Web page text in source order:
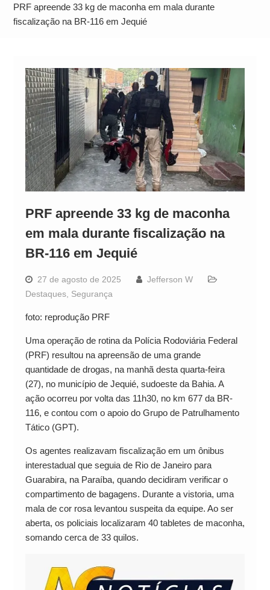
Alto
PRF apreende 33 kg de maconha em mala durante
fiscalização na BR-116 em Jequié
PRF apreende 33 kg de maconha
em mala durante fiscalização na
BR-116 em Jequié
27 de agosto de 2025
Jefferson W
Destaques, Segurança
foto: reprodução PRF
Uma operação de rotina da Polícia Rodoviária Federal
(PRF) resultou na apreensão de uma grande
quantidade de drogas, na manhã desta quarta-feira
(27), no município de Jequié, sudoeste da Bahia. A
ação ocorreu por volta das 11h30, no km 677 da BR-
116, e contou com o apoio do Grupo de Patrulhamento
Tático (GPT).
Os agentes realizavam fiscalização em um ônibus
interestadual que seguia de Rio de Janeiro para
Guarabira, na Paraíba, quando decidiram verificar o
compartimento de bagagens. Durante a vistoria, uma
mala de cor rosa levantou suspeita da equipe. Ao ser
aberta, os policiais localizaram 40 tabletes de maconha,
somando cerca de 33 quilos.